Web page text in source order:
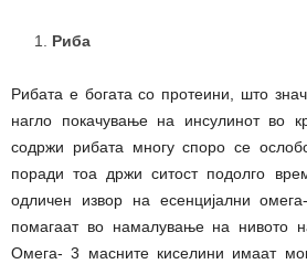
Риба
Рибата е богата со протеини, што
нагло покачување на инсулинот во
содржи рибата многу споро се
поради тоа држи ситост подолго
одличен извор на есенцијални
помагаат во намалување на нивото
Омега- 3 масните киселини имаат